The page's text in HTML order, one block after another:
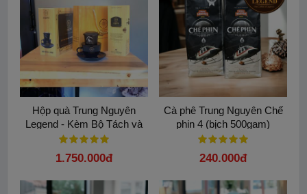
Hộp quà Trung Nguyên
Legend - Kèm Bộ Tách và
Phin Đen Trung Nguyên
1.750.000đ
Cà phê Trung Nguyên Chế
phin 4 (bịch 500gam)
240.000đ